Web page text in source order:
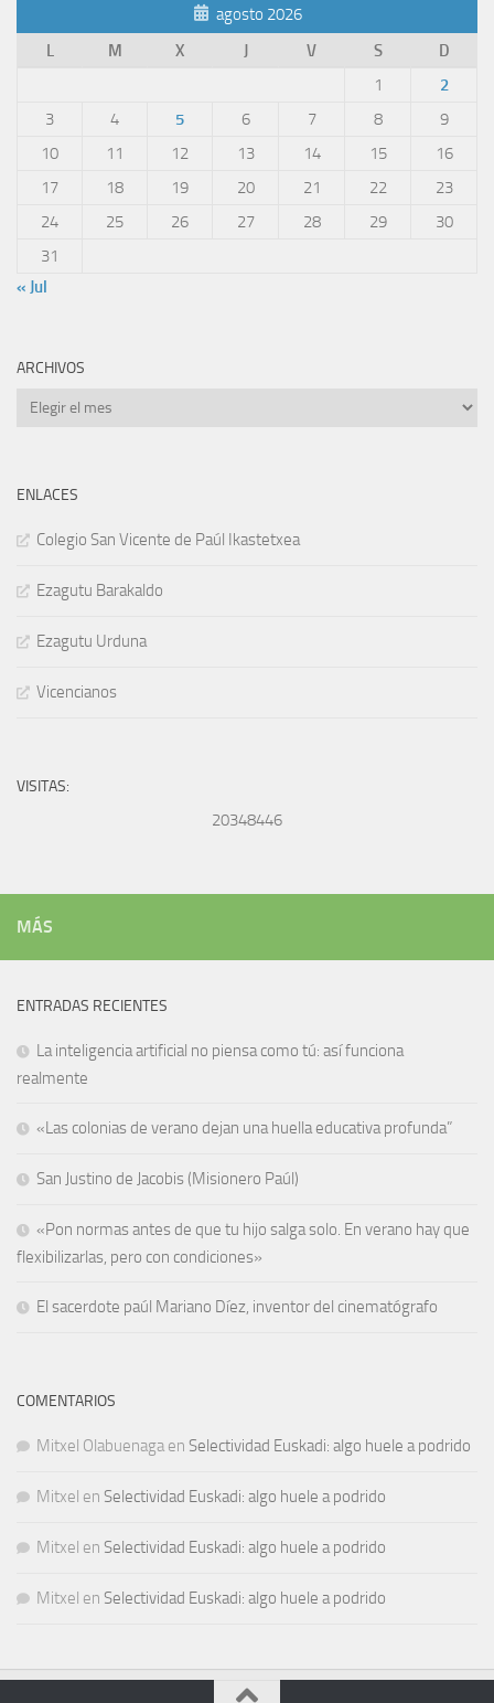
agosto 2026
L
M X J V S
D
1
2
3
4 5 6 7 8
9
10
11 12 13 14 15
16
17
18 19 20 21 22
23
24
25 26 27 28 29
30
31
« Jul
ARCHIVOS
Archivos
ENLACES
Colegio San Vicente de Paúl Ikastetxea
Ezagutu Barakaldo
Ezagutu Urduna
Vicencianos
VISITAS:
20348446
MÁS
ENTRADAS RECIENTES
La inteligencia artificial no piensa como tú: así funciona
realmente
«Las colonias de verano dejan una huella educativa profunda”
San Justino de Jacobis (Misionero Paúl)
«Pon normas antes de que tu hijo salga solo. En verano hay que
flexibilizarlas, pero con condiciones»
El sacerdote paúl Mariano Díez, inventor del cinematógrafo
COMENTARIOS
Mitxel Olabuenaga en Selectividad Euskadi: algo huele a podrido
Mitxel en Selectividad Euskadi: algo huele a podrido
Mitxel en Selectividad Euskadi: algo huele a podrido
Mitxel en Selectividad Euskadi: algo huele a podrido